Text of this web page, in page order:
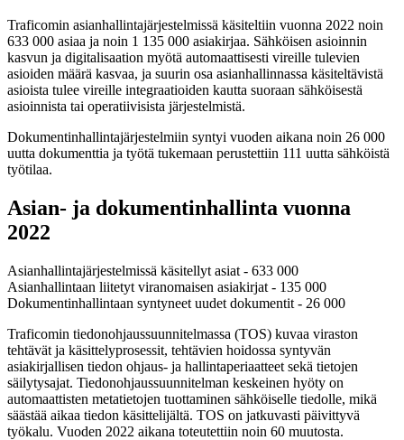
Traficomin asianhallintajärjestelmissä käsiteltiin vuonna 2022 noin
633 000 asiaa ja noin 1 135 000 asiakirjaa. Sähköisen asioinnin
kasvun ja digitalisaation myötä automaattisesti vireille tulevien
asioiden määrä kasvaa, ja suurin osa asianhallinnassa käsiteltävistä
asioista tulee vireille integraatioiden kautta suoraan sähköisestä
asioinnista tai operatiivisista järjestelmistä.
Dokumentinhallintajärjestelmiin syntyi vuoden aikana noin 26 000
uutta dokumenttia ja työtä tukemaan perustettiin 111 uutta sähköistä
työtilaa.
Asian- ja dokumentinhallinta vuonna
2022
Asianhallintajärjestelmissä käsitellyt asiat - 633 000
Asianhallintaan liitetyt viranomaisen asiakirjat - 135 000
Dokumentinhallintaan syntyneet uudet dokumentit - 26 000
Traficomin tiedonohjaussuunnitelmassa (TOS) kuvaa viraston
tehtävät ja käsittelyprosessit, tehtävien hoidossa syntyvän
asiakirjallisen tiedon ohjaus- ja hallintaperiaatteet sekä tietojen
säilytysajat. Tiedonohjaussuunnitelman keskeinen hyöty on
automaattisten metatietojen tuottaminen sähköiselle tiedolle, mikä
säästää aikaa tiedon käsittelijältä. TOS on jatkuvasti päivittyvä
työkalu. Vuoden 2022 aikana toteutettiin noin 60 muutosta.